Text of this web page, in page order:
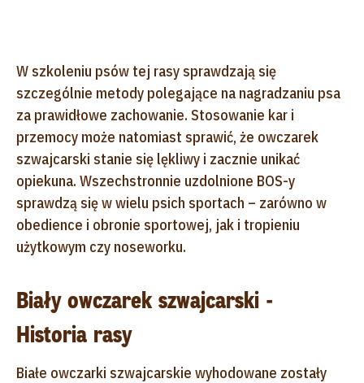
W szkoleniu psów tej rasy sprawdzają się
szczególnie metody polegające na nagradzaniu psa
za prawidłowe zachowanie. Stosowanie kar i
przemocy może natomiast sprawić, że owczarek
szwajcarski stanie się lękliwy i zacznie unikać
opiekuna. Wszechstronnie uzdolnione BOS-y
sprawdzą się w wielu psich sportach – zarówno w
obedience i obronie sportowej, jak i tropieniu
użytkowym czy noseworku.
Biały owczarek szwajcarski -
Historia rasy
Białe owczarki szwajcarskie wyhodowane zostały